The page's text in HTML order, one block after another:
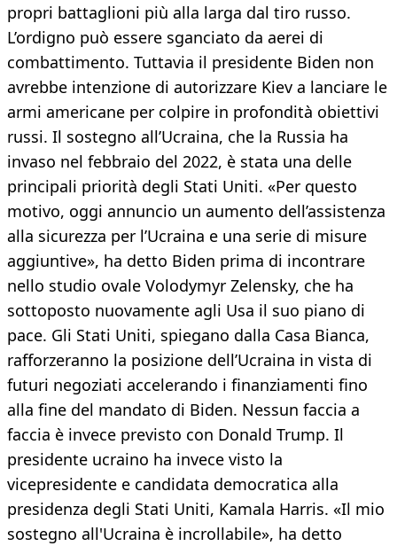
propri battaglioni più alla larga dal tiro russo.
L’ordigno può essere sganciato da aerei di
combattimento. Tuttavia il presidente Biden non
avrebbe intenzione di autorizzare Kiev a lanciare le
armi americane per colpire in profondità obiettivi
russi. Il sostegno all’Ucraina, che la Russia ha
invaso nel febbraio del 2022, è stata una delle
principali priorità degli Stati Uniti. «Per questo
motivo, oggi annuncio un aumento dell’assistenza
alla sicurezza per l’Ucraina e una serie di misure
aggiuntive», ha detto Biden prima di incontrare
nello studio ovale Volodymyr Zelensky, che ha
sottoposto nuovamente agli Usa il suo piano di
pace. Gli Stati Uniti, spiegano dalla Casa Bianca,
rafforzeranno la posizione dell’Ucraina in vista di
futuri negoziati accelerando i finanziamenti fino
alla fine del mandato di Biden. Nessun faccia a
faccia è invece previsto con Donald Trump. Il
presidente ucraino ha invece visto la
vicepresidente e candidata democratica alla
presidenza degli Stati Uniti, Kamala Harris. «Il mio
sostegno all'Ucraina è incrollabile», ha detto